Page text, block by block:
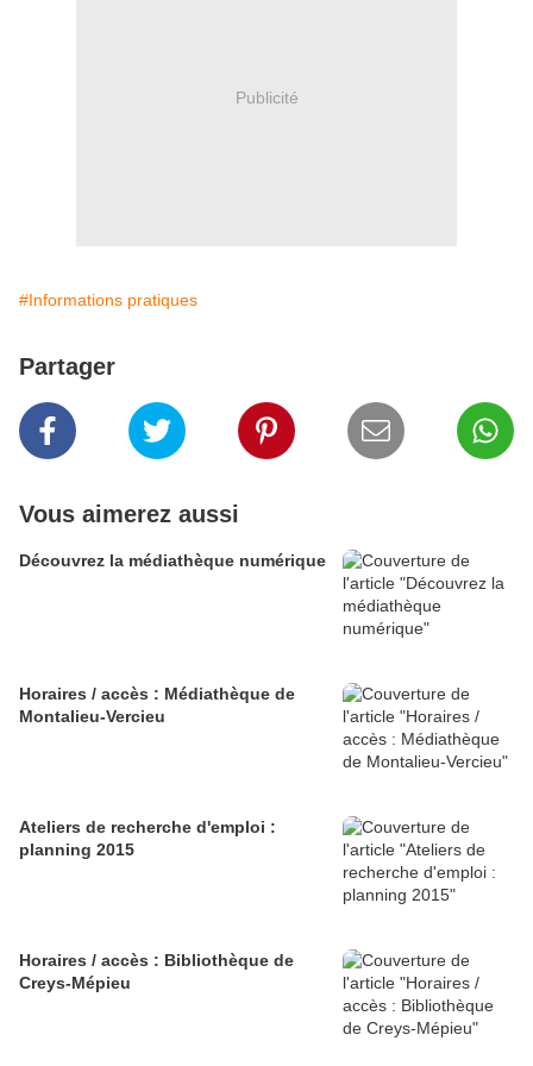
Publicité
#Informations pratiques
Partager
Vous aimerez aussi
Découvrez la médiathèque numérique
Horaires / accès : Médiathèque de
Montalieu-Vercieu
Ateliers de recherche d'emploi :
planning 2015
Horaires / accès : Bibliothèque de
Creys-Mépieu